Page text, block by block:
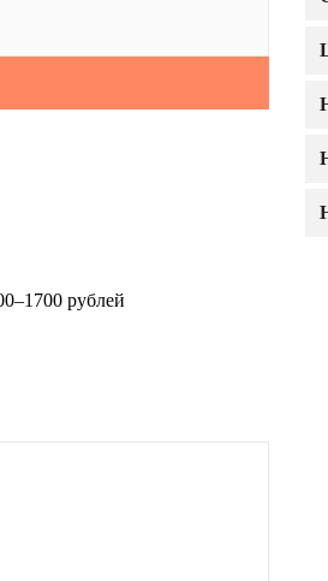
рублей